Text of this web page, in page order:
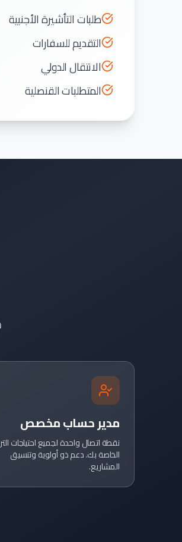
طلبات التأشيرة الأجنبية
التقديم للسفارات
الانتقال الدولي
المتطلبات القنصلية
مدير حساب مخصص
نقطة اتصال واحدة لجميع احتياجات
الخاصة بك. دعم ذو أولوية وتنسيق
المشاريع.